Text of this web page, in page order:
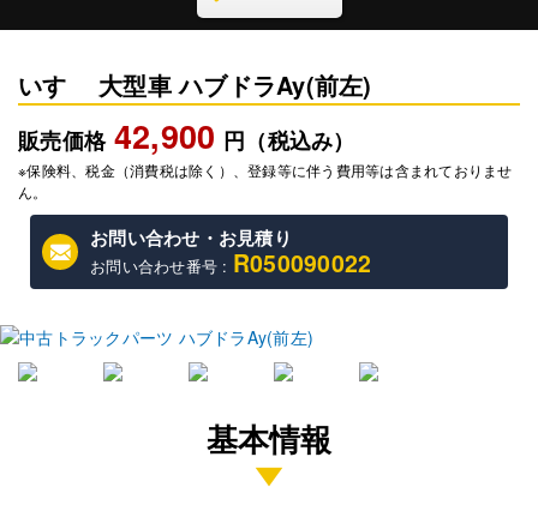
いすゞ 大型車 ハブドラAy(前左)
販売価格 42,900 円（税込み）
※保険料、税金（消費税は除く）、登録等に伴う費用等は含まれておりませ
ん。
お問い合わせ・お見積り
お問い合わせ番号 : R050090022
基本情報